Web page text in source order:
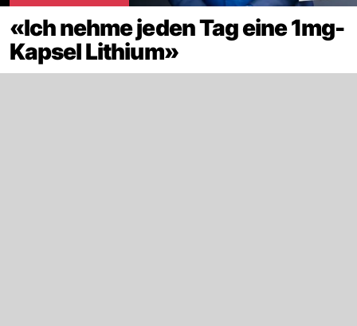
«Ich nehme jeden Tag eine 1mg-
Kapsel Lithium»